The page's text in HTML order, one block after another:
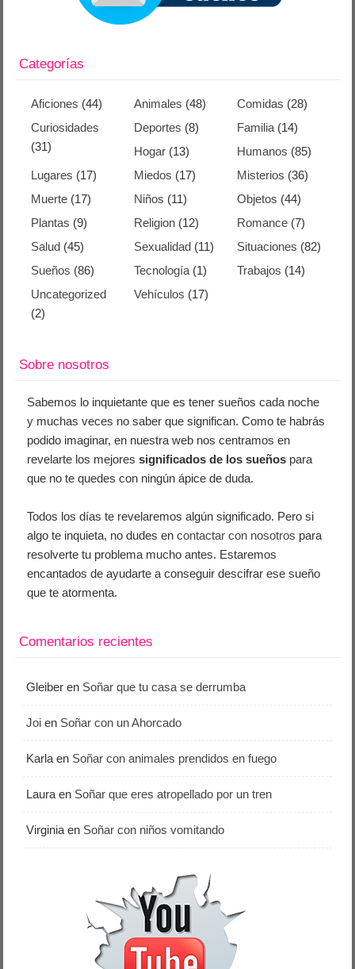
Categorías
Aficiones (44) Animales (48) Comidas (28)
Curiosidades
(31)
Deportes (8) Familia(14)
Hogar (13) Humanos (85)
Lugares (17) Miedos (17) Misterios (36)
Muerte (17) Niños (11) Objetos (44)
Plantas (9) Religion (12) Romance(7)
Salud (45) Sexualidad (11) Situaciones (82)
Sueños (86) Tecnología (1) Trabajos (14)
Uncategorized
(2)
Vehículos (17)
Sobre nosotros
Sabemos lo inquietante que es tener sueños cada noche
y muchas veces no saber que significan. Como te habrás
podido imaginar, en nuestra web nos centramos en
revelarte los mejoressignificados de los sueños para
que no te quedes con ningún ápice de duda.
Todos los días te revelaremos algún significado. Pero si
algo te inquieta, no dudes encontactar con nosotros para
resolverte tu problema mucho antes. Estaremos
encantados de ayudarte a conseguir descifrar ese sueño
que te atormenta.
Comentarios recientes
Gleiber en Soñar que tu casa se derrumba
Joi en Soñar con un Ahorcado
Karla en Soñar con animales prendidos en fuego
Laura en Soñar que eres atropellado por un tren
Virginia en Soñar con niños vomitando